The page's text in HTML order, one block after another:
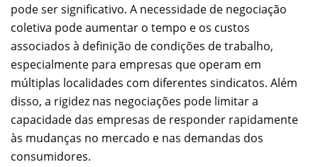
pode ser significativo. A necessidade de negociação
coletiva pode aumentar o tempo e os custos
associados à definição de condições de trabalho,
especialmente para empresas que operam em
múltiplas localidades com diferentes sindicatos. Além
disso, a rigidez nas negociações pode limitar a
capacidade das empresas de responder rapidamente
às mudanças no mercado e nas demandas dos
consumidores.